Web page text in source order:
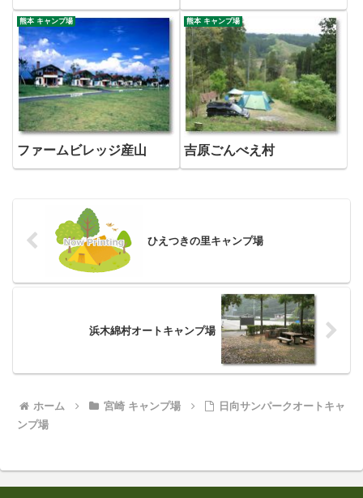
熊本 キャンプ場
ファームビレッジ産山
熊本 キャンプ場
吉原ごんべえ村
ひえつきの里キャンプ場
浜木綿村オートキャンプ場
ホーム 宮崎 キャンプ場
日向サンパークオートキャ
ンプ場